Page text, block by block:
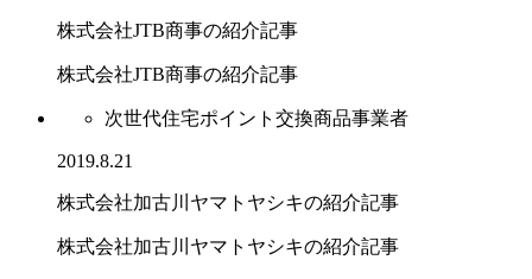
株式会社JTB商事の紹介記事
株式会社JTB商事の紹介記事
次世代住宅ポイント交換商品事業者
2019.8.21
株式会社加古川ヤマトヤシキの紹介記事
株式会社加古川ヤマトヤシキの紹介記事